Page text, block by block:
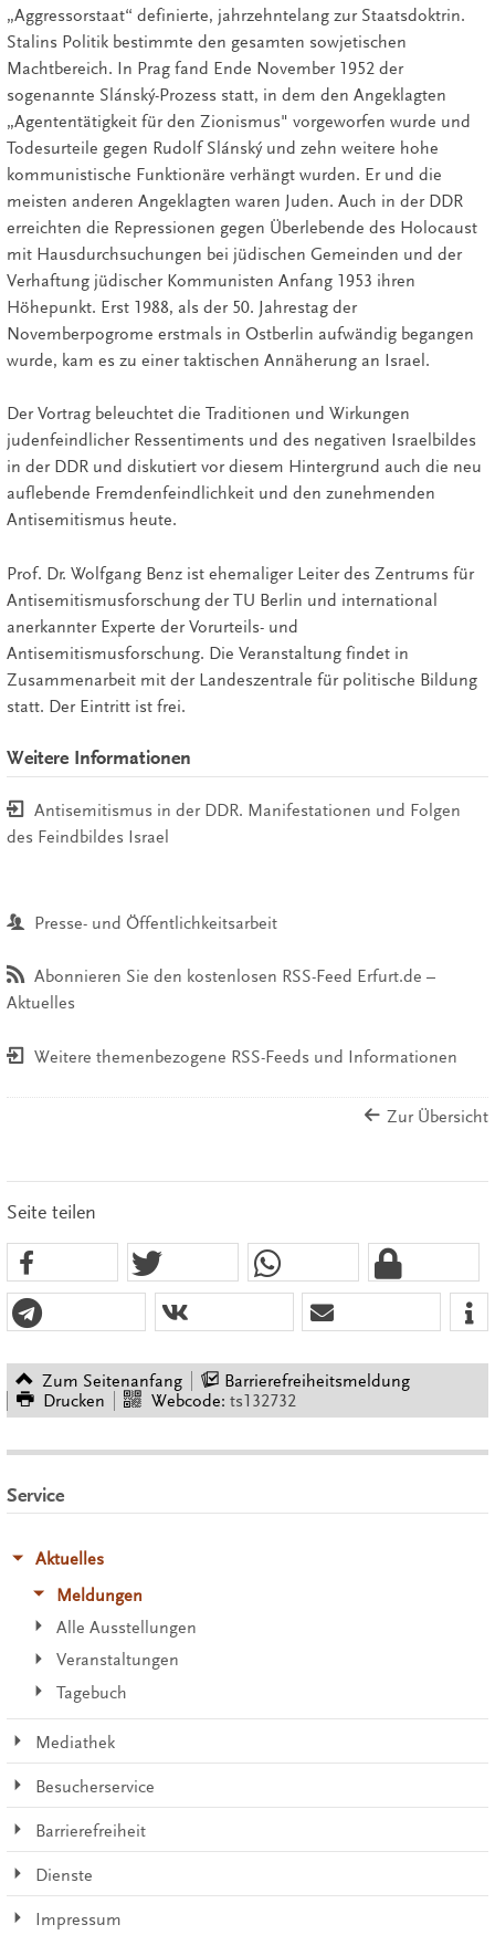
„Aggressorstaat“ definierte, jahrzehntelang zur Staatsdoktrin.
Stalins Politik bestimmte den gesamten sowjetischen
Machtbereich. In Prag fand Ende November 1952 der
sogenannte Slánský-Prozess statt, in dem den Angeklagten
„Agententätigkeit für den Zionismus" vorgeworfen wurde und
Todesurteile gegen Rudolf Slánský und zehn weitere hohe
kommunistische Funktionäre verhängt wurden. Er und die
meisten anderen Angeklagten waren Juden. Auch in der DDR
erreichten die Repressionen gegen Überlebende des Holocaust
mit Hausdurchsuchungen bei jüdischen Gemeinden und der
Verhaftung jüdischer Kommunisten Anfang 1953 ihren
Höhepunkt. Erst 1988, als der 50. Jahrestag der
Novemberpogrome erstmals in Ostberlin aufwändig begangen
wurde, kam es zu einer taktischen Annäherung an Israel.
Der Vortrag beleuchtet die Traditionen und Wirkungen
judenfeindlicher Ressentiments und des negativen Israelbildes
in der DDR und diskutiert vor diesem Hintergrund auch die neu
auflebende Fremdenfeindlichkeit und den zunehmenden
Antisemitismus heute.
Prof. Dr. Wolfgang Benz ist ehemaliger Leiter des Zentrums für
Antisemitismusforschung der TU Berlin und international
anerkannter Experte der Vorurteils- und
Antisemitismusforschung. Die Veranstaltung findet in
Zusammenarbeit mit der Landeszentrale für politische Bildung
statt. Der Eintritt ist frei.
Weitere Informationen
Antisemitismus in der DDR. Manifestationen und Folgen
des Feindbildes Israel
Presse- und Öffentlichkeitsarbeit
Abonnieren Sie den kostenlosen RSS-Feed Erfurt.de –
Aktuelles
Weitere themenbezogene RSS-Feeds und Informationen
Zur Übersicht
Seite teilen
Zum Seitenanfang
Barrierefreiheitsmeldung
Drucken
Webcode: ts132732
Service
Aktuelles
Meldungen
Alle Ausstellungen
Veranstaltungen
Tagebuch
Mediathek
Besucherservice
Barrierefreiheit
Dienste
Impressum